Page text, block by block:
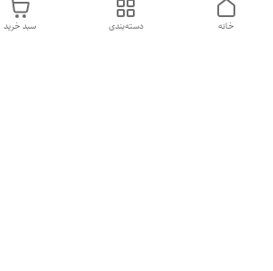
سبد خرید دسته‌بندی خانه